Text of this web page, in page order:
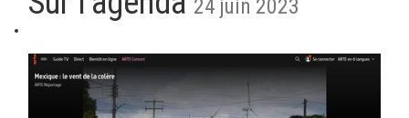
24 juin 2023